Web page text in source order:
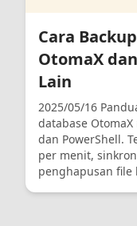
Cara
OtomaX
Lain
2025/05/16
database
dan PowerShell.
per menit,
penghapusan file